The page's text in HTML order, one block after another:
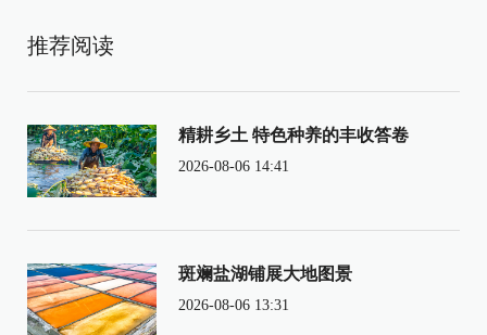
推荐阅读
精耕乡土 特色种养的丰收答卷
2026-08-06 14:41
斑斓盐湖铺展大地图景
2026-08-06 13:31